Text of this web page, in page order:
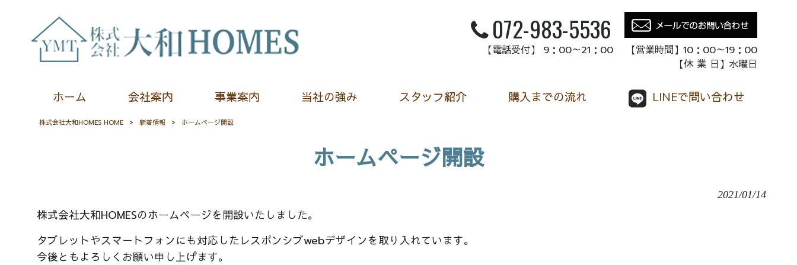
072-983-5536
【電話受付】 9：00～21：00 【営業時間】10：00～19：00
【休 業 日】水曜日
ホーム 会社案内 事業案内 当社の強み スタッフ紹介 購入までの流れ LINEで問い合わせ
株式会社大和HOMES HOME > 新着情報 > ホームページ開設
ホームページ開設
2021/01/14
株式会社大和HOMESのホームページを開設いたしました。
タブレットやスマートフォンにも対応したレスポンシブwebデザインを取り入れています。
今後ともよろしくお願い申し上げます。